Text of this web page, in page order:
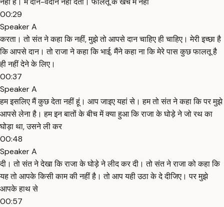
00:29
Speaker A
करता। तो संत ने कहा कि नहीं, मुझे तो आपसे दान चाहिए ही चाहिए। मेरी इच्छा है
कि आपसे दान। तो राजा ने कहा कि भाई, मैंने कहा ना कि मेरे पास कुछ फालतू है
ही नहीं देने के लिए।
00:37
Speaker A
हम इसलिए मैं कुछ देता नहीं हूं। आप जाइए यहां से। हम तो संत ने कहा कि पर मुझे
आपसे लेना है। हम इन बातों के बीच में क्या हुआ कि राजा के घोड़े ने जो रथ का
घोड़ा था, उसने ली कर
00:48
Speaker A
दी। तो संत ने देखा कि राजा के घोड़े ने लीद कर दी। तो संत ने राजा को कहा कि
यह तो आपके किसी काम की नहीं है। तो आप यही उठा के दे दीजिए। पर मुझे
आपके हाथ से
00:57